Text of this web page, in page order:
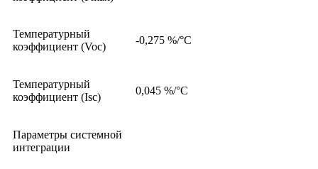
Температурный
коэффициент (Voc)
-0,275 %/°C
Температурный
коэффициент (Isc)
0,045 %/°C
Параметры системной
интеграции